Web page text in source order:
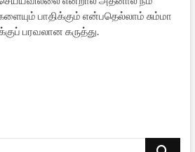
பாதிக்கும் என்பதெல்லாம் சும்மா
பரவலான கருத்து.
Search